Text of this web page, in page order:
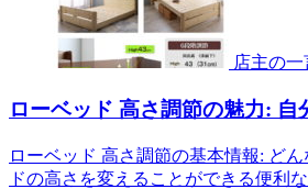
店主の一
ローベッド 高さ調節の魅力:
ローベッド 高さ調節の基本情報: ど
ドの高さを変えることができる便利